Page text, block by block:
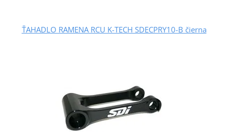
ŤAHADLO RAMENA RCU K-TECH SDECPRY10-B čierna